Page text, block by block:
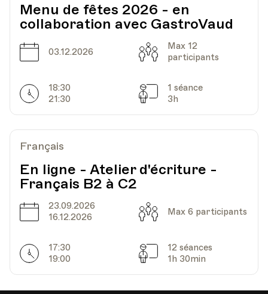
Menu de fêtes 2026 - en
collaboration avec GastroVaud
Date
03.12.2026 Capacité
Max 12
participants
Horarires
18:30
21:30
Séances
1 séance
3h
Français
En ligne - Atelier d'écriture -
Français B2 à C2
Date
23.09.2026
16.12.2026
Capacité
Max 6 participants
Horarires
17:30
19:00
Séances
12 séances
1h 30min